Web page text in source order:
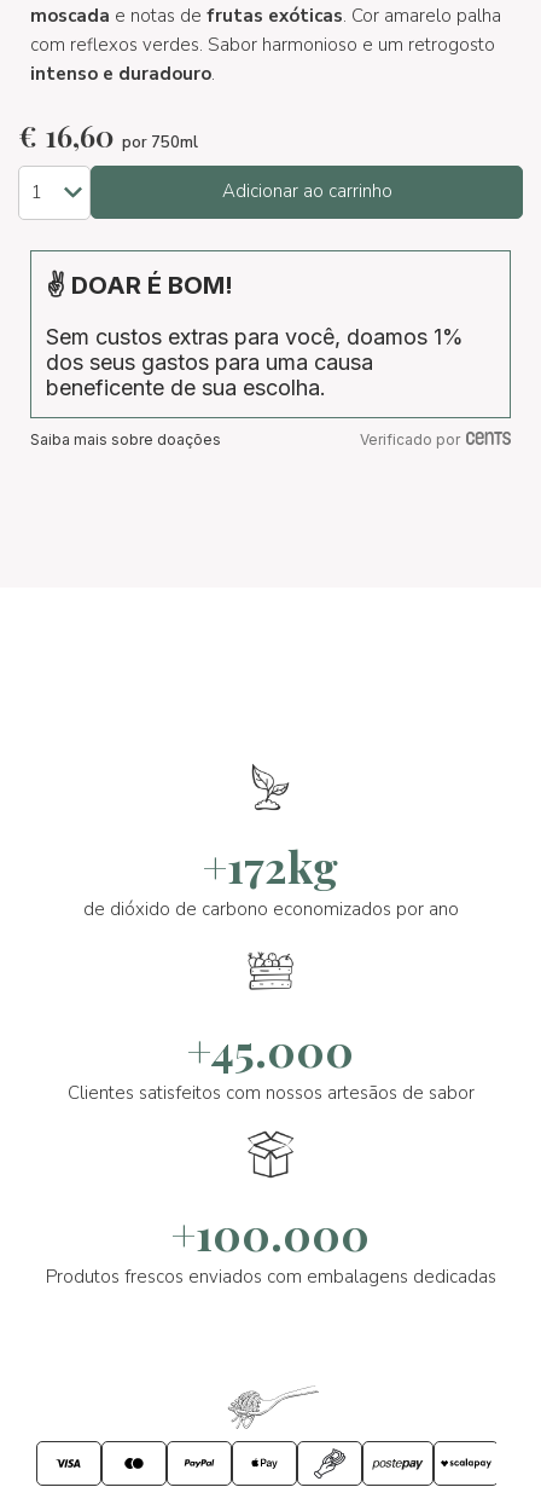
moscada e notas de frutas exóticas. Cor amarelo palha
com reflexos verdes. Sabor harmonioso e um retrogosto
intenso e duradouro.
€ 16,60 por 750ml
Adicionar ao carrinho
✌ DOAR É BOM!
Sem custos extras para você, doamos 1%
dos seus gastos para uma causa
beneficente de sua escolha.
Saiba mais sobre doações Verificado por
+172kg
de dióxido de carbono economizados por ano
+45.000
Clientes satisfeitos com nossos artesãos de sabor
+100.000
Produtos frescos enviados com embalagens dedicadas